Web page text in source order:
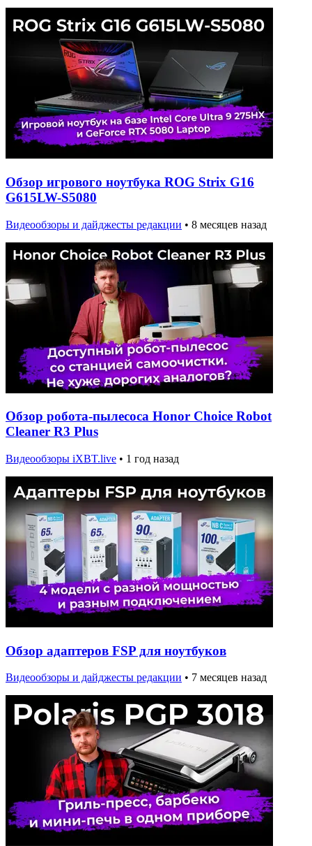
Обзор игрового ноутбука ROG Strix G16
G615LW-S5080
Видеообзоры и дайджесты редакции • 8 месяцев назад
Обзор робота-пылесоса Honor Choice Robot
Cleaner R3 Plus
Видеообзоры iXBT.live • 1 год назад
Обзор адаптеров FSP для ноутбуков
Видеообзоры и дайджесты редакции • 7 месяцев назад